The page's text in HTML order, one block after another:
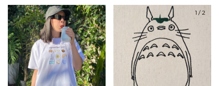
1/4 1 /2